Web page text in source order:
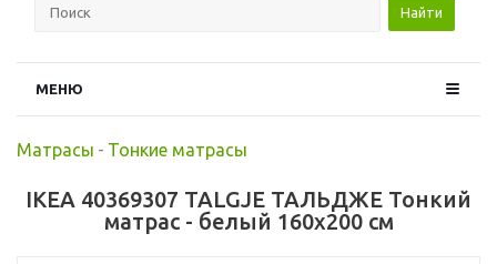
Найти
МЕНЮ
Матрасы - Тонкие матрасы
IKEA 40369307 TALGJE ТАЛЬДЖЕ Тонкий
матрас - белый 160x200 см